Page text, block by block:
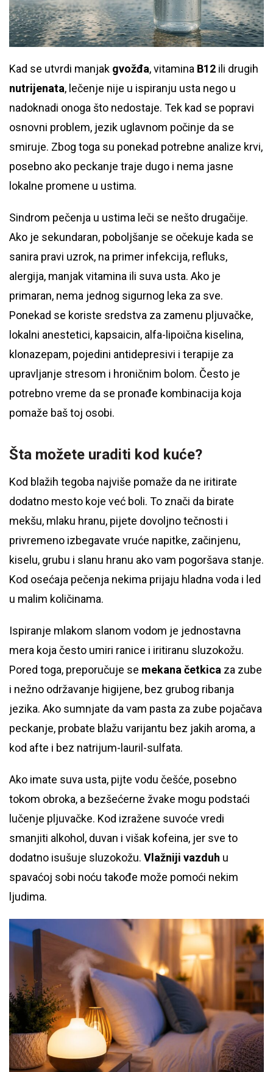
Kad se utvrdi manjak gvožđa, vitamina B12 ili drugih
nutrijenata, lečenje nije u ispiranju usta nego u
nadoknadi onoga što nedostaje. Tek kad se popravi
osnovni problem, jezik uglavnom počinje da se
smiruje. Zbog toga su ponekad potrebne analize krvi,
posebno ako peckanje traje dugo i nema jasne
lokalne promene u ustima.
Sindrom pečenja u ustima leči se nešto drugačije.
Ako je sekundaran, poboljšanje se očekuje kada se
sanira pravi uzrok, na primer infekcija, refluks,
alergija, manjak vitamina ili suva usta. Ako je
primaran, nema jednog sigurnog leka za sve.
Ponekad se koriste sredstva za zamenu pljuvačke,
lokalni anestetici, kapsaicin, alfa-lipoična kiselina,
klonazepam, pojedini antidepresivi i terapije za
upravljanje stresom i hroničnim bolom. Često je
potrebno vreme da se pronađe kombinacija koja
pomaže baš toj osobi.
Šta možete uraditi kod kuće?
Kod blažih tegoba najviše pomaže da ne iritirate
dodatno mesto koje već boli. To znači da birate
mekšu, mlaku hranu, pijete dovoljno tečnosti i
privremeno izbegavate vruće napitke, začinjenu,
kiselu, grubu i slanu hranu ako vam pogoršava stanje.
Kod osećaja pečenja nekima prijaju hladna voda i led
u malim količinama.
Ispiranje mlakom slanom vodom je jednostavna
mera koja često umiri ranice i iritiranu sluzokožu.
Pored toga, preporučuje se mekana četkica za zube
i nežno održavanje higijene, bez grubog ribanja
jezika. Ako sumnjate da vam pasta za zube pojačava
peckanje, probate blažu varijantu bez jakih aroma, a
kod afte i bez natrijum-lauril-sulfata.
Ako imate suva usta, pijte vodu češće, posebno
tokom obroka, a bezšećerne žvake mogu podstaći
lučenje pljuvačke. Kod izražene suvoće vredi
smanjiti alkohol, duvan i višak kofeina, jer sve to
dodatno isušuje sluzokožu. Vlažniji vazduh u
spavaćoj sobi noću takođe može pomoći nekim
ljudima.